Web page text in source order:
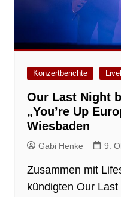
Konzertberichte
Our Last Night
„You’re Up
Wiesbaden
Gabi Henke 9.
Zusammen mit
kündigten Our